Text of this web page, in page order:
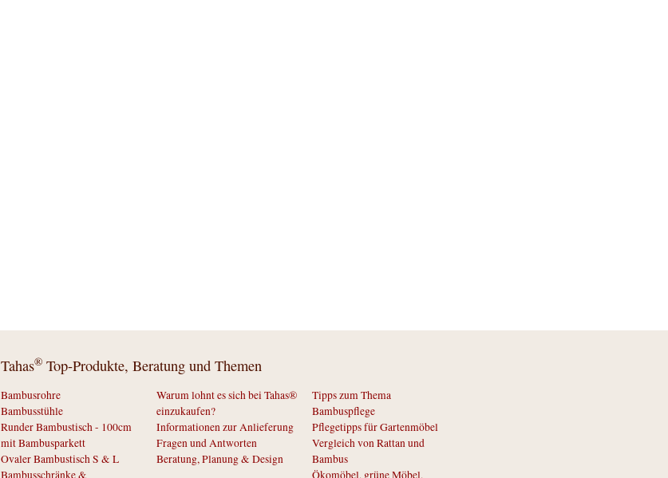
Tahas® Top-Produkte, Beratung und Themen
Bambusrohre
Bambusstühle
Runder Bambustisch - 100cm
mit Bambusparkett
Ovaler Bambustisch S & L
Bambusschränke &
Warum lohnt es sich bei Tahas®
einzukaufen?
Informationen zur Anlieferung
Fragen und Antworten
Beratung, Planung & Design
Tipps zum Thema
Bambuspflege
Pflegetipps für Gartenmöbel
Vergleich von Rattan und
Bambus
Ökomöbel, grüne Möbel,